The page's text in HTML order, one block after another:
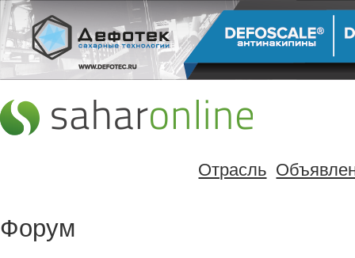
Отрасль
Форум